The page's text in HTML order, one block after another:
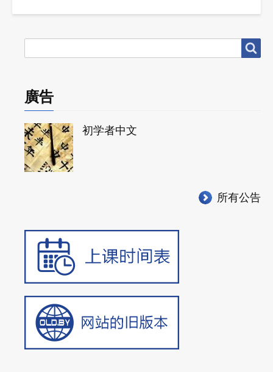
尋
廣告
初学者中文
所有公告